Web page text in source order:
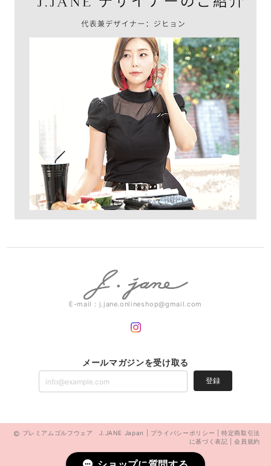
E-mail： j.jane.onlineshop@gmail.com
メールマガジンを受け取る
登録
プレミアムゴルフウェア J.JANE Japan | プライバシーポリシー |特定商取引法
に基づく表記
|会員規約